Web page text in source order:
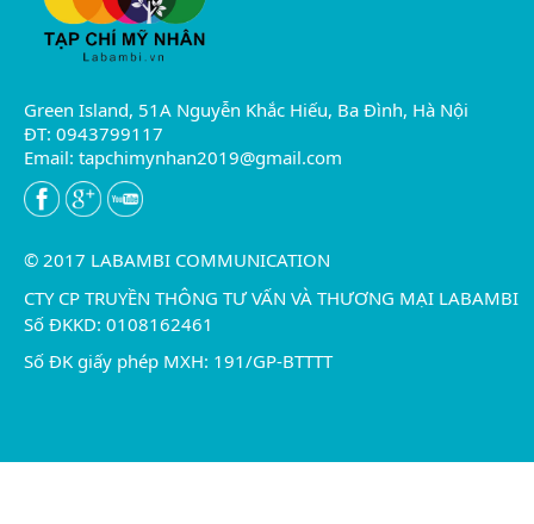
Green Island, 51A Nguyễn Khắc Hiếu, Ba Đình, Hà Nội
ĐT: 0943799117
Email: tapchimynhan2019@gmail.com
© 2017 LABAMBI COMMUNICATION
CTY CP TRUYỀN THÔNG TƯ VẤN VÀ THƯƠNG MẠI LABAMBI
Số ĐKKD: 0108162461
Số ĐK giấy phép MXH: 191/GP-BTTTT